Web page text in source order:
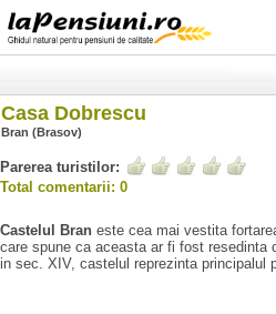
Casa Dobrescu
Bran (Brasov)
Parerea turistilor:
Total comentarii: 0
Castelul Bran este cea mai vestita
care spune ca aceasta ar fi fost resedinta
in sec. XIV, castelul reprezinta principalul